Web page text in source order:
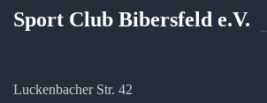
Sport Club Bibersfeld e.V.
Luckenbacher Str. 42